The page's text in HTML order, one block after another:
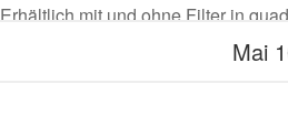
Erhältlich mit und ohne Filter in
Mai